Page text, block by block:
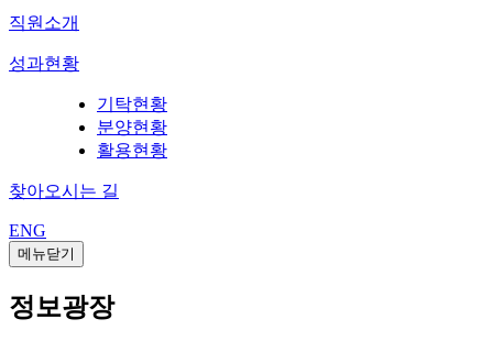
직원소개
성과현황
기탁현황
분양현황
활용현황
찾아오시는 길
ENG
메뉴닫기
정보광장